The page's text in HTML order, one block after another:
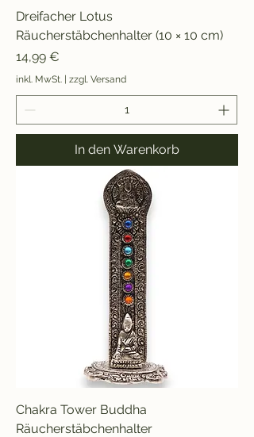
Dreifacher Lotus
Räucherstäbchenhalter (10 × 10 cm)
Preis
14,99 €
inkl. MwSt. | zzgl. Versand
In den Warenkorb
Chakra Tower Buddha
Räucherstäbchenhalter